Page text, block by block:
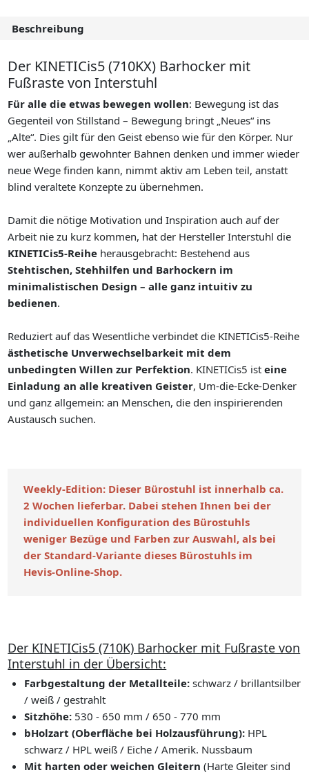
Beschreibung
Der KINETICis5 (710KX) Barhocker mit
Fußraste von Interstuhl
Für alle die etwas bewegen wollen: Bewegung ist das
Gegenteil von Stillstand – Bewegung bringt „Neues“ ins
„Alte“. Dies gilt für den Geist ebenso wie für den Körper. Nur
wer außerhalb gewohnter Bahnen denken und immer wieder
neue Wege finden kann, nimmt aktiv am Leben teil, anstatt
blind veraltete Konzepte zu übernehmen.
Damit die nötige Motivation und Inspiration auch auf der
Arbeit nie zu kurz kommen, hat der Hersteller Interstuhl die
KINETICis5-Reihe herausgebracht: Bestehend aus
Stehtischen, Stehhilfen und Barhockern im
minimalistischen Design – alle ganz intuitiv zu
bedienen.
Reduziert auf das Wesentliche verbindet die KINETICis5-Reihe
ästhetische Unverwechselbarkeit mit dem
unbedingten Willen zur Perfektion. KINETICis5 isteine
Einladung an alle kreativen Geister, Um-die-Ecke-Denker
und ganz allgemein: an Menschen, die den inspirierenden
Austausch suchen.
Weekly-Edition: Dieser Bürostuhl ist innerhalb ca.
2 Wochen lieferbar. Dabei stehen Ihnen bei der
individuellen Konfiguration des Bürostuhls
weniger Bezüge und Farben zur Auswahl, als bei
der Standard-Variante dieses Bürostuhls im
Hevis-Online-Shop.
Der KINETICis5 (710K) Barhocker mit Fußraste von
Interstuhl in der Übersicht:
Farbgestaltung der Metallteile: schwarz / brillantsilber
/ weiß / gestrahlt
Sitzhöhe: 530 - 650 mm / 650 - 770 mm
bHolzart (Oberfläche bei Holzausführung): HPL
schwarz / HPL weiß / Eiche / Amerik. Nussbaum
Mit harten oder weichen Gleitern (Harte Gleiter sind